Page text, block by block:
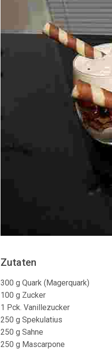
Zutaten
300 g Quark (Magerquark)
100 g Zucker
1 Pck. Vanillezucker
250 g Spekulatius
250 g Sahne
250 g Mascarpone